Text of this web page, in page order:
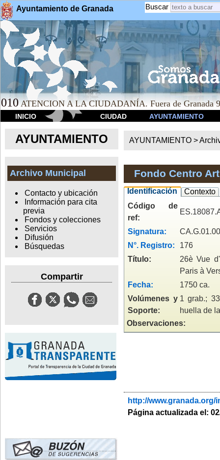
Ayuntamiento de Granada Buscar
010 ATENCION A LA CIUDADANÍA. Fuera de Granada
INICIO CIUDAD AYUNTAMIENTO
AYUNTAMIENTO
Archivo Municipal
Contacto y ubicación
Información para cita
previa
Fondos y colecciones
Servicios
Difusión
Búsquedas
Compartir
AYUNTAMIENTO >
Fondo Centro
Identificación
Contexto
Código de
ref:
Signatura:
N°. Registro:
176
Título:
26è Vue
Paris à
Fecha:
1750 ca.
Volúmenes y
Soporte:
1 grab.;
huella de
Observaciones:
http://
Página actualizada el: